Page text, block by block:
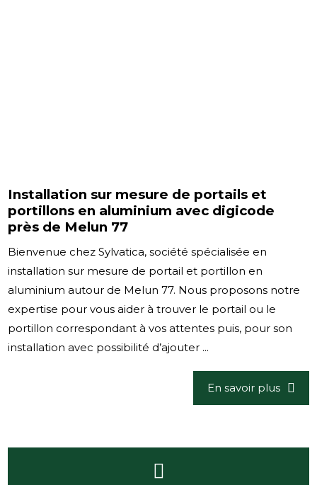
Installation sur mesure de portails et
portillons en aluminium avec digicode
près de Melun 77
Bienvenue chez Sylvatica, société spécialisée en
installation sur mesure de portail et portillon en
aluminium autour de Melun 77. Nous proposons notre
expertise pour vous aider à trouver le portail ou le
portillon correspondant à vos attentes puis, pour son
installation avec possibilité d’ajouter ...
En savoir plus